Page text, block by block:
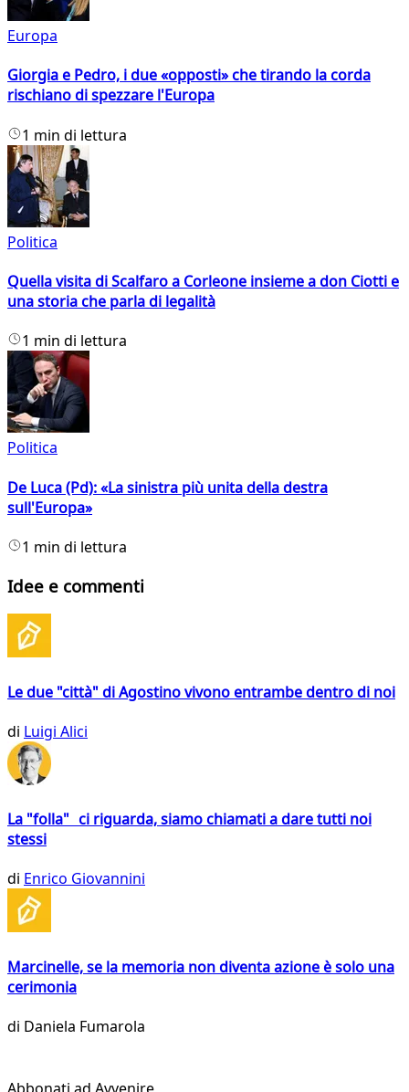
Europa
Giorgia e Pedro, i due «opposti» che tirando la corda
rischiano di spezzare l'Europa
1 min di lettura
Politica
Quella visita di Scalfaro a Corleone insieme a don Ciotti e
una storia che parla di legalità
1 min di lettura
Politica
De Luca (Pd): «La sinistra più unita della destra
sull'Europa»
1 min di lettura
Idee e commenti
Le due "città" di Agostino vivono entrambe dentro di noi
di Luigi Alici
La "folla" ci riguarda, siamo chiamati a dare tutti noi
stessi
di Enrico Giovannini
Marcinelle, se la memoria non diventa azione è solo una
cerimonia
di Daniela Fumarola